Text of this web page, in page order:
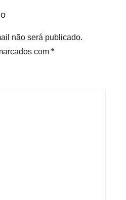
não será publicado.
com *